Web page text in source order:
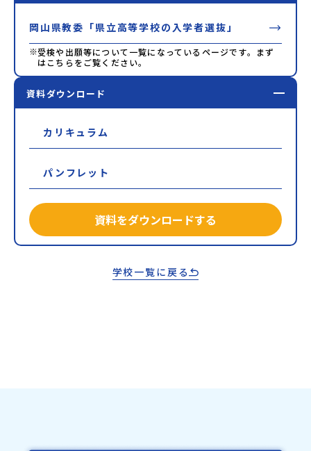
岡山県教委「県立高等学校の入学者選抜」
※受検や出願等について一覧になっているページです。まず
はこちらをご覧ください。
資料ダウンロード
カリキュラム
パンフレット
資料をダウンロードする
学校一覧に戻る